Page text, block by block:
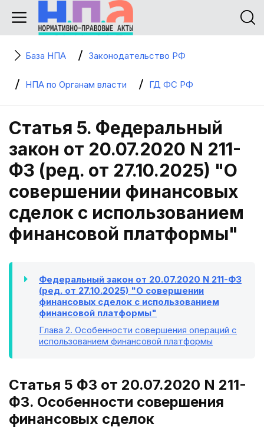
База НПА Законодательство РФ
НПА по Органам власти ГД ФС РФ
Статья 5. Федеральный
закон от 20.07.2020 N 211-
ФЗ (ред. от 27.10.2025) "О
совершении финансовых
сделок с использованием
финансовой платформы"
Федеральный закон от 20.07.2020 N 211-ФЗ
(ред. от 27.10.2025) "О совершении
финансовых сделок с использованием
финансовой платформы"
Глава 2. Особенности совершения операций с
использованием финансовой платформы
Статья 5 ФЗ от 20.07.2020 N 211-
ФЗ. Особенности совершения
финансовых сделок